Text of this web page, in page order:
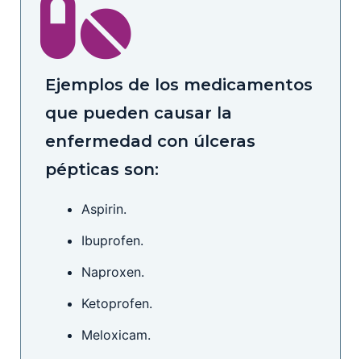
Ejemplos de los medicamentos
que pueden causar la
enfermedad con úlceras
pépticas son:
Aspirin.
Ibuprofen.
Naproxen.
Ketoprofen.
Meloxicam.